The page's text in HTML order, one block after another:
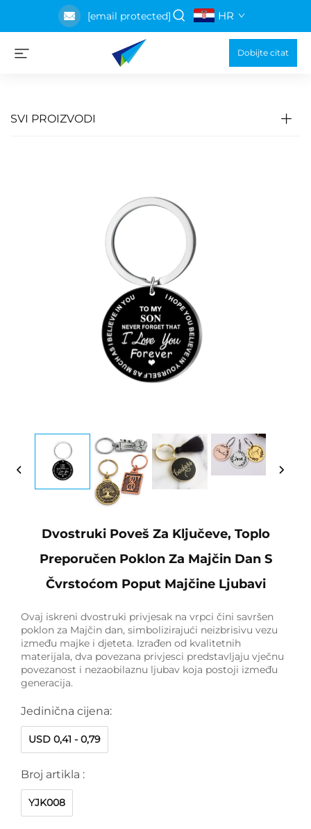
[email protected] HR
Dobijte citat
SVI PROIZVODI
Dvostruki Poveš Za Ključeve, Toplo
Preporučen Poklon Za Majčin Dan S
Čvrstoćom Poput Majčine Ljubavi
Ovaj iskreni dvostruki privjesak na vrpci čini savršen
poklon za Majčin dan, simbolizirajući neizbrisivu vezu
između majke i djeteta. Izrađen od kvalitetnih
materijala, dva povezana privjesci predstavljaju vječnu
povezanost i nezaobilaznu ljubav koja postoji između
generacija.
Jedinična cijena:
USD 0,41 - 0,79
Broj artikla :
YJK008